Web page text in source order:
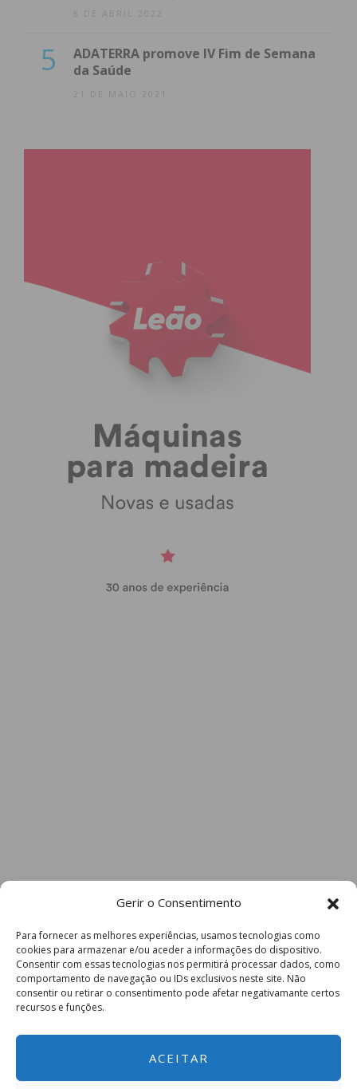
Gerir o Consentimento
Para fornecer as melhores experiências, usamos tecnologias como
cookies para armazenar e/ou aceder a informações do dispositivo.
Consentir com essas tecnologias nos permitirá processar dados, como
comportamento de navegação ou IDs exclusivos neste site. Não
consentir ou retirar o consentimento pode afetar negativamante certos
recursos e funções.
ACEITAR
8 DE ABRIL 2022
5
ADATERRA promove IV Fim de Semana
da Saúde
21 DE MAIO 2021